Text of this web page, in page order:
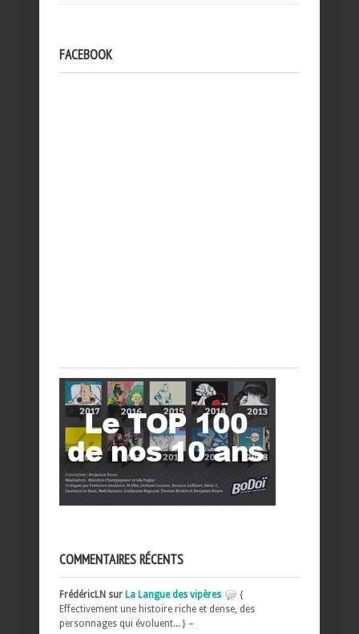
FACEBOOK
COMMENTAIRES RÉCENTS
FrédéricLN sur La Langue des vipères
{
Effectivement une histoire riche et dense, des
personnages qui évoluent... } –